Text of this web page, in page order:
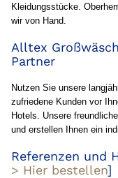
Kleidungsstücke.
wir von Hand.
Alltex
Partner
Nutzen Sie unsere
zufriedene Kunden vor
Hotels. Unsere
und erstellen Ihnen ein
Referenzen und
> Hier bestellen]